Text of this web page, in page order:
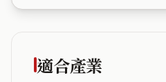
適合產業